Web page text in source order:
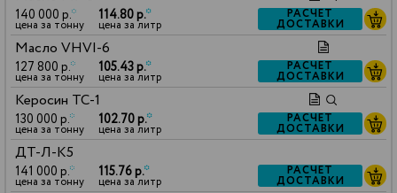
140 000 р.*
цена за тонну
114.80 р.*
цена за литр
РАСЧЕТ
ДОСТАВКИ
Масло VHVI-6
127 800 р.*
цена за тонну
105.43 р.*
цена за литр
РАСЧЕТ
ДОСТАВКИ
Керосин ТС-1
130 000 р.*
цена за тонну
102.70 р.*
цена за литр
РАСЧЕТ
ДОСТАВКИ
ДТ-Л-К5
141 000 р.*
цена за тонну
115.76 р.*
цена за литр
РАСЧЕТ
ДОСТАВКИ